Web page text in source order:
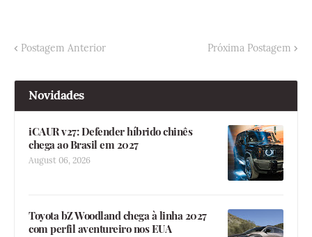
Postagem Anterior Próxima Postagem
Novidades
iCAUR v27: Defender híbrido chinês
chega ao Brasil em 2027
August 06, 2026
Toyota bZ Woodland chega à linha 2027
com perfil aventureiro nos EUA